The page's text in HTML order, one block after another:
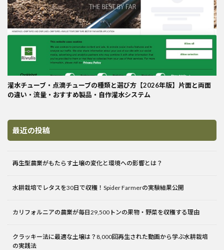
灌水チューブ・点滴チューブの種類と選び方【2026年版】片面と両面
の違い・流量・おすすめ製品・自作灌水システム
最近の投稿
再生型農業がもたらす土壌の変化と環境への影響とは？
水耕栽培でレタスを30日で収穫！Spider Farmerの実験結果公開
カリフォルニアの農業が毎日29,500トンの果物・野菜を収穫する理由
クラッキー法に最適な土壌は？8,000回再生された動画から学ぶ水耕栽培
の実践法